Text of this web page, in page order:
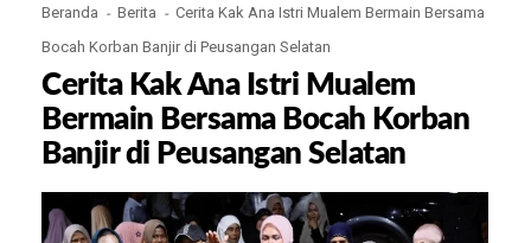
Beranda Berita
Cerita Kak Ana Istri Mualem Bermain Bersama
Bocah Korban Banjir di Peusangan Selatan
Cerita Kak Ana Istri Mualem
Bermain Bersama Bocah Korban
Banjir di Peusangan Selatan